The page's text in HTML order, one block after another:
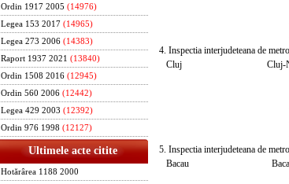
Ordin 1917 2005 (14976)
Legea 153 2017 (14965)
Legea 273 2006 (14383)
Raport 1937 2021 (13840)
Ordin 1508 2016 (12945)
Ordin 560 2006 (12442)
Legea 429 2003 (12392)
Ordin 976 1998 (12127)
Ultimele acte citite
Hotărârea 1188 2000
- Judetul
- Judetul
- Judetul
4. Inspectia interjudeteana de
Cluj Cluj-Napoca
Bistrita-
- Judetul
- Judetul
- Judetul
- Judetul
5. Inspectia interjudeteana de
Bacau Bacau -
- Judetul